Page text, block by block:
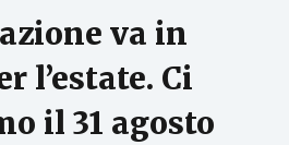
va in
l’estate. Ci
il 31 agosto